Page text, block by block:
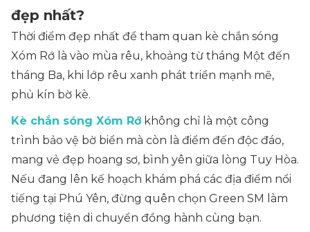
đẹp nhất?
Thời điểm đẹp nhất để tham quan kè chắn sóng
Xóm Rớ là vào mùa rêu, khoảng từ tháng Một đến
tháng Ba, khi lớp rêu xanh phát triển mạnh mẽ,
phủ kín bờ kè.
Kè chắn sóng Xóm Rớ không chỉ là một công
trình bảo vệ bờ biển mà còn là điểm đến độc đáo,
mang vẻ đẹp hoang sơ, bình yên giữa lòng Tuy Hòa.
Nếu đang lên kế hoạch khám phá các địa điểm nổi
tiếng tại Phú Yên, đừng quên chọn Green SM làm
phương tiện di chuyển đồng hành cùng bạn.